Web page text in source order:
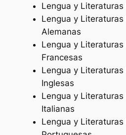
Lengua y Literaturas
Lengua y Literaturas
Alemanas
Lengua y Literaturas
Francesas
Lengua y Literaturas
Inglesas
Lengua y Literaturas
Italianas
Lengua y Literaturas